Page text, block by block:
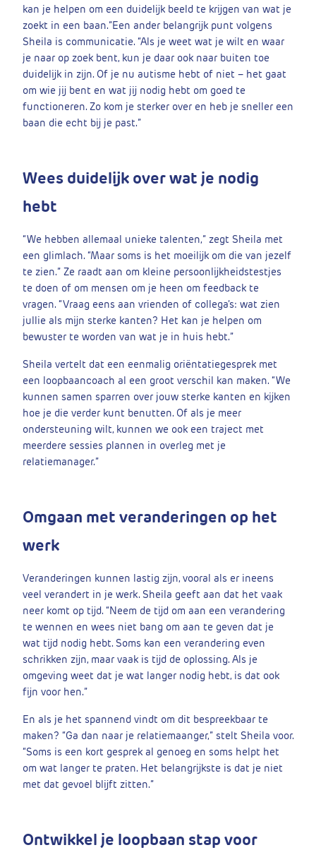
kan je helpen om een duidelijk beeld te krijgen van wat je
zoekt in een baan.”Een ander belangrijk punt volgens
Sheila is communicatie. “Als je weet wat je wilt en waar
je naar op zoek bent, kun je daar ook naar buiten toe
duidelijk in zijn. Of je nu autisme hebt of niet – het gaat
om wie jij bent en wat jij nodig hebt om goed te
functioneren. Zo kom je sterker over en heb je sneller een
baan die echt bij je past.”
Wees duidelijk over wat je nodig
hebt
“We hebben allemaal unieke talenten,” zegt Sheila met
een glimlach. “Maar soms is het moeilijk om die van jezelf
te zien.” Ze raadt aan om kleine persoonlijkheidstestjes
te doen of om mensen om je heen om feedback te
vragen. “Vraag eens aan vrienden of collega’s: wat zien
jullie als mijn sterke kanten? Het kan je helpen om
bewuster te worden van wat je in huis hebt.”
Sheila vertelt dat een eenmalig oriëntatiegesprek met
een loopbaancoach al een groot verschil kan maken. “We
kunnen samen sparren over jouw sterke kanten en kijken
hoe je die verder kunt benutten. Of als je meer
ondersteuning wilt, kunnen we ook een traject met
meerdere sessies plannen in overleg met je
relatiemanager.”
Omgaan met veranderingen op het
werk
Veranderingen kunnen lastig zijn, vooral als er ineens
veel verandert in je werk. Sheila geeft aan dat het vaak
neer komt op tijd. “Neem de tijd om aan een verandering
te wennen en wees niet bang om aan te geven dat je
wat tijd nodig hebt. Soms kan een verandering even
schrikken zijn, maar vaak is tijd de oplossing. Als je
omgeving weet dat je wat langer nodig hebt, is dat ook
fijn voor hen.”
En als je het spannend vindt om dit bespreekbaar te
maken? “Ga dan naar je relatiemaanger,” stelt Sheila voor.
“Soms is een kort gesprek al genoeg en soms helpt het
om wat langer te praten. Het belangrijkste is dat je niet
met dat gevoel blijft zitten.”
Ontwikkel je loopbaan stap voor